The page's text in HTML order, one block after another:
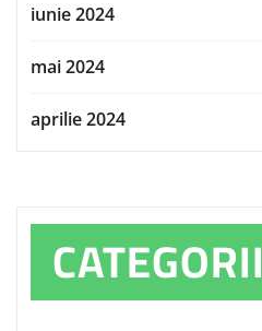
iunie 2024
mai 2024
aprilie 2024
CATEGORII